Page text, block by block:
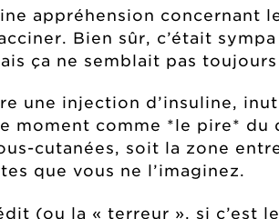
appréhension concernant
Bien sûr, c’était
ça ne semblait pas toujours
une injection d’insuline,
moment comme *le pire*
cutanées, soit la zone
que vous ne l’imaginez.
(ou la « terreur », si c’est